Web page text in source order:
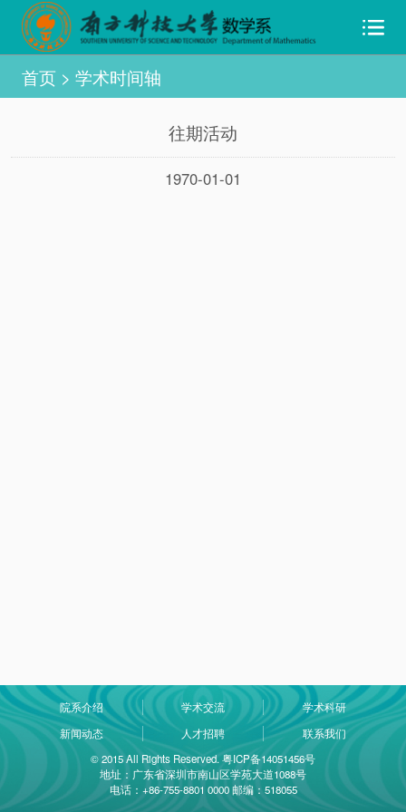
首页> 学术时间轴
往期活动
1970-01-01
院系介绍 学术交流
学术科研
新闻动态
人才招聘
联系我们
© 2015 All Rights Reserved. 粤ICP备14051456号
地址：广东省深圳市南山区学苑大道1088号
电话：+86-755-8801 0000 邮编：518055